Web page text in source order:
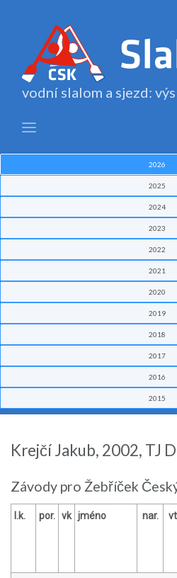
vodní slalom a sjezd:
2026
2025
2024
2023
2022
2021
2020
2019
2018
2017
2016
2015
Krejčí Jakub, 2002, TJ
Závody pro Žebříček
l.k. por. vk jméno nar. vt